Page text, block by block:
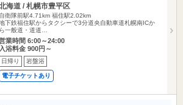
海道 / 札幌市豊平区
自衛隊前駅4.71km 福住駅2.02km
下鉄福住駅からタクシーで3分道央自動車道札幌南ICか
ら一般道・道道…
業時間 6:00～24:00
入浴料金 900円～
日帰り 岩盤浴
電子チケットあり